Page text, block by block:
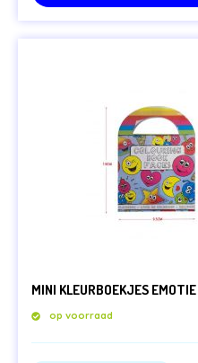
MINI KLEURBOEKJES
op voorraad